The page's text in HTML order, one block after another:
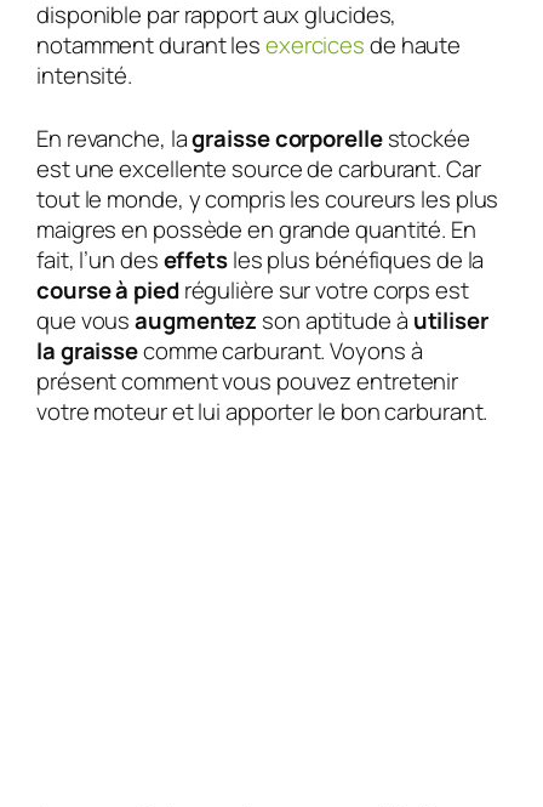
disponible par rapport aux glucides,
notamment durant lesexercicesde haute
intensité.
En revanche, lagraisse corporellestockée
est une excellente source de carburant. Car
tout le monde, y compris les coureurs les plus
maigres en possède en grande quantité. En
fait, l’un deseffetsles plus bénéfiques de la
course à piedrégulière sur votre corps est
que vousaugmentez son aptitude à utiliser
la graissecomme carburant. Voyons à
présent comment vous pouvez entretenir
votre moteur et lui apporter le bon carburant.